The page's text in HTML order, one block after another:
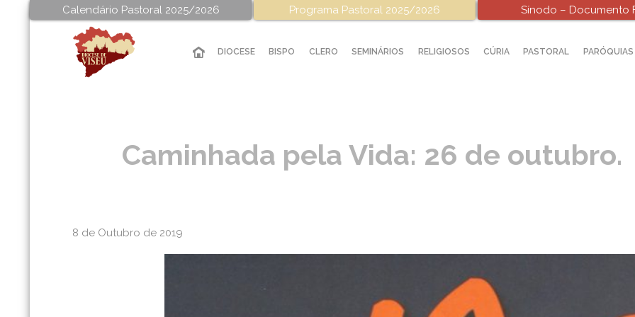
Calendário Pastoral 2025/2026 Programa Pastoral 2025/2026 Sínodo – Documento
DIOCESE BISPO CLERO SEMINÁRIOS RELIGIOSOS CÚRIA PASTORAL PARÓQUIAS
Caminhada pela Vida: 26 de outubro.
8 de Outubro de 2019